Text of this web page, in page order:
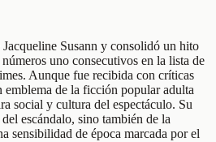
Susann y consolidó un hito
uno consecutivos en la lista de
Aunque fue recibida con críticas
de la ficción popular adulta
social y cultura del espectáculo. Su
escándalo, sino también de la
sensibilidad de época marcada por el